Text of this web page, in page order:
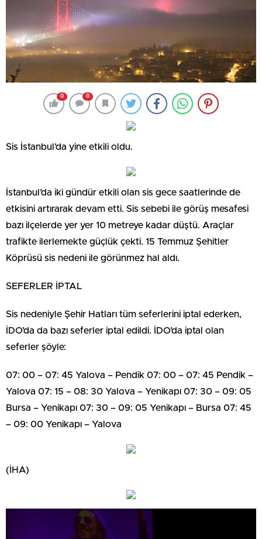
0 0
Sis İstanbul’da yine etkili oldu.
İstanbul’da iki gündür etkili olan sis gece saatlerinde de
etkisini artırarak devam etti. Sis sebebi ile görüş mesafesi
bazı ilçelerde yer yer 10 metreye kadar düştü. Araçlar
trafikte ilerlemekte güçlük çekti. 15 Temmuz Şehitler
Köprüsü sis nedeni ile görünmez hal aldı.
SEFERLER İPTAL
Sis nedeniyle Şehir Hatları tüm seferlerini iptal ederken,
İDO’da da bazı seferler iptal edildi. İDO’da iptal olan
seferler şöyle:
07: 00 – 07: 45 Yalova – Pendik 07: 00 – 07: 45 Pendik –
Yalova 07: 15 – 08: 30 Yalova – Yenikapı 07: 30 – 09: 05
Bursa – Yenikapı 07: 30 – 09: 05 Yenikapı – Bursa 07: 45
– 09: 00 Yenikapı – Yalova
(İHA)